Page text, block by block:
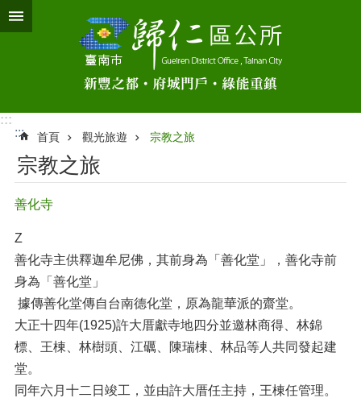
跳到主要內容區塊
:::
:::
首頁 觀光旅遊 宗教之旅
宗教之旅
善化寺
Z
善化寺主供釋迦牟尼佛，其前身為「善化堂」，善化寺前
身為「善化堂」
據傳善化堂傳自台南德化堂，原為龍華派的齋堂。
大正十四年(1925)許大厝獻寺地四分並邀林商得、林錦
標、王棟、林樹頭、江礪、陳瑞棟、林品等人共同發起建
堂。
同年六月十二日竣工，並由許大厝任主持，王棟任管理。